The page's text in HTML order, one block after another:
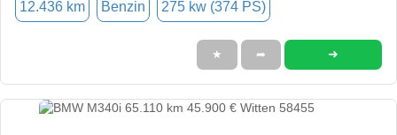
12.436 km Benzin 275 kw (374 PS)
★ ➦ ➜